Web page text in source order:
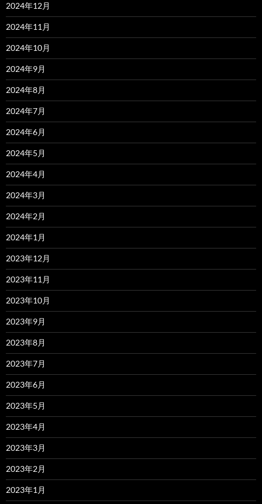
2024年12月
2024年11月
2024年10月
2024年9月
2024年8月
2024年7月
2024年6月
2024年5月
2024年4月
2024年3月
2024年2月
2024年1月
2023年12月
2023年11月
2023年10月
2023年9月
2023年8月
2023年7月
2023年6月
2023年5月
2023年4月
2023年3月
2023年2月
2023年1月